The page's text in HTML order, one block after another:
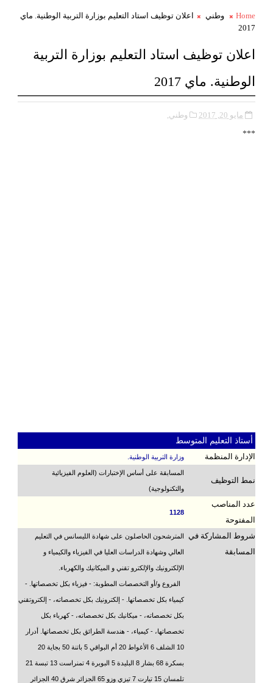
Home وطني
اعلان توظيف استاد التعليم بوزارة التربية الوطنية. ماي
2017
اعلان توظيف استاد التعليم بوزارة التربية
الوطنية. ماي 2017
مايو 20, 2017 وطني,
***
أستاذ التعليم المتوسط
الإدارة المنظمة وزارة التربية الوطنية.
نمط التوظيف
المسابقة على أساس الإختبارات (العلوم الفيزيائية
والتكنولوجية)
عدد المناصب
المفتوحة
1128
شروط المشاركة في
المسابقة
المترشحون الحاصلون على شهادة الليسانس في التعليم
العالي وشهادة الدراسات العليا في الفيزياء والكيمياء و
الإلكترونيك والإلكترو تقني و الميكانيك والكهرباء.
الفروع و/أو التخصصات المطوبة: - فيزياء بكل تخصصاتها. -
كيمياء بكل تخصصاتها. - إلكترونيك بكل تخصصاته، - إلكتروتقني
بكل تخصصاته، - ميكانيك بكل تخصصاته، - كهرباء بكل
تخصصاتها، - كيمياء، - هندسة الطرائق بكل تخصصاتها. أدرار
10 الشلف 6 الأغواط 20 أم البواقي 5 باتنة 50 بجاية 20
بسكرة 68 بشار 8 البليدة 5 البويرة 4 تمنراست 13 تبسة 21
تلمسان 15 تيارت 7 تيزي وزو 65 الجزائر شرق 40 الجزائر